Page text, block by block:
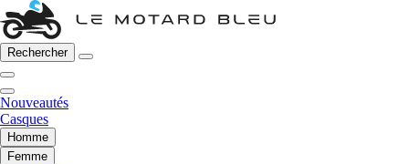
Rechercher
Nouveautés
Casques
Homme
Femme